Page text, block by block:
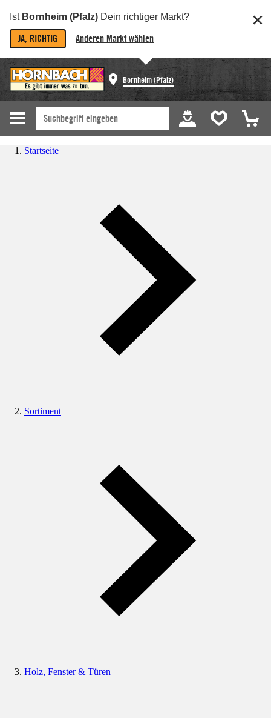
Ist Bornheim (Pfalz) Dein richtiger Markt?
JA, RICHTIG Anderen Markt wählen
Bornheim (Pfalz)
Startseite
Sortiment
Holz, Fenster & Türen